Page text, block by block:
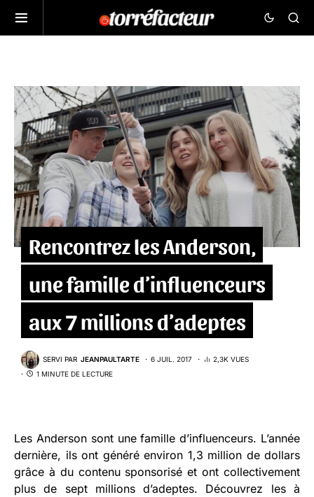
Rencontrez les Anderson,
une famille d’influenceurs
aux 7 millions d’adeptes
SERVI PAR JEANPAULTARTE 6 JUIL. 2017
2,3K VUES
1 MINUTE DE LECTURE
Les Anderson sont une famille d’influenceurs. L’année
dernière, ils ont généré environ 1,3 million de dollars
grâce à du contenu sponsorisé et ont collectivement
plus de sept millions d’adeptes. Découvrez les à